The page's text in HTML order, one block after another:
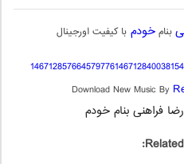
بنامخودم با کیفیت اورجینال
Download New Music By
فراهنی بنام خودم